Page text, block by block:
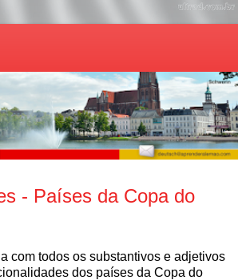
- Países da Copa do
com todos os substantivos e adjetivos
dos países da Copa do